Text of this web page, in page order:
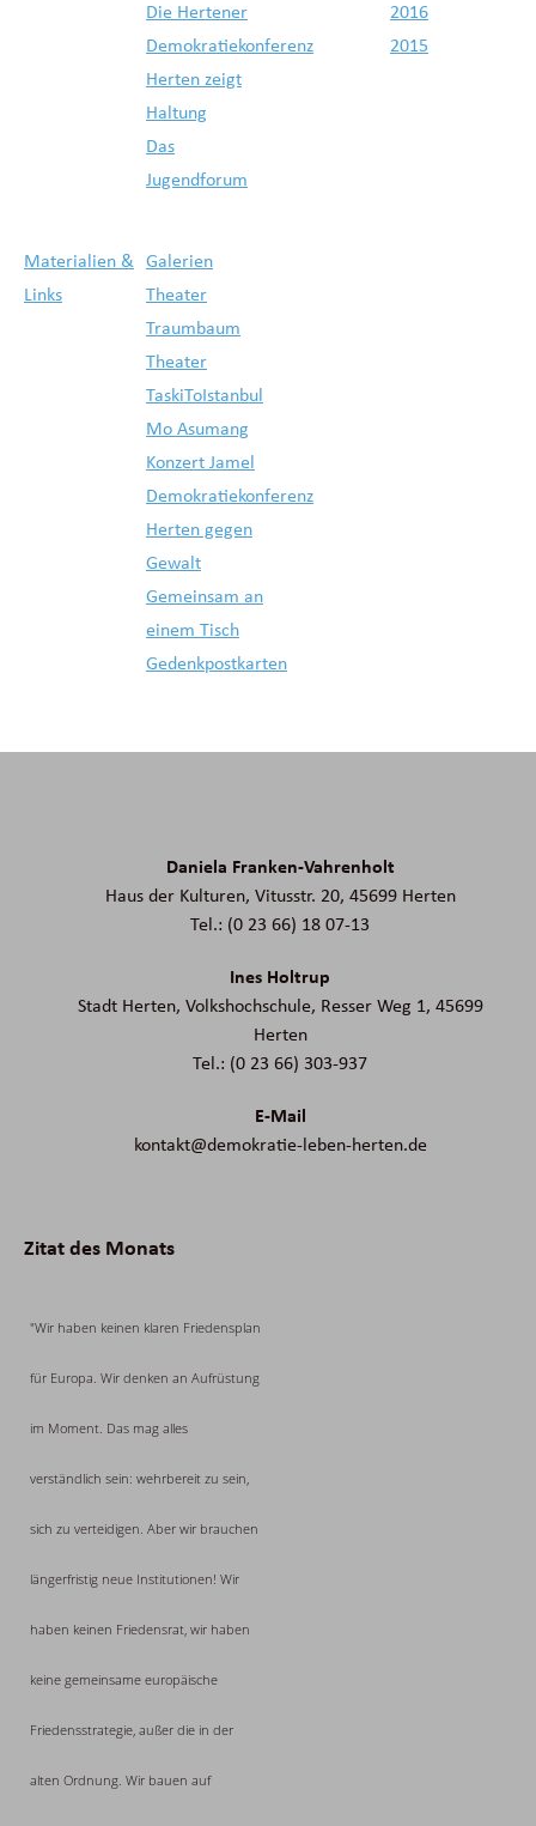
Die Hertener
Demokratiekonferenz
Herten zeigt
Haltung
Das
Jugendforum
2016
2015
Materialien &
Links
Galerien
Theater
Traumbaum
Theater
TaskiToIstanbul
Mo Asumang
Konzert Jamel
Demokratiekonferenz
Herten gegen
Gewalt
Gemeinsam an
einem Tisch
Gedenkpostkarten
Daniela Franken-Vahrenholt
Haus der Kulturen, Vitusstr. 20, 45699 Herten
Tel.: (0 23 66) 18 07-13
Ines Holtrup
Stadt Herten, Volkshochschule, Resser Weg 1, 45699
Herten
Tel.: (0 23 66) 303-937
E-Mail
kontakt@demokratie-leben-herten.de
Zitat des Monats
"Wir haben keinen klaren Friedensplan
für Europa. Wir denken an Aufrüstung
im Moment. Das mag alles
verständlich sein: wehrbereit zu sein,
sich zu verteidigen. Aber wir brauchen
längerfristig neue Institutionen! Wir
haben keinen Friedensrat, wir haben
keine gemeinsame europäische
Friedensstrategie, außer die in der
alten Ordnung. Wir bauen auf